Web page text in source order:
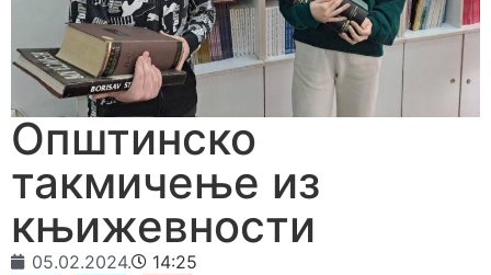
Општинско
такмичење из
књижевности
05.02.2024. 14:25